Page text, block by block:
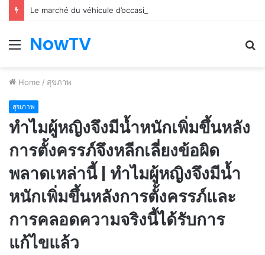
Le marché du véhicule d’occasion en plein essor
Menu
NowTV
Home / สุขภาพ
สุขภาพ
ทำไมผู้หญิงจึงมีน้ำหนักเพิ่มขึ้นหลัง
การตั้งครรภ์จึงหลีกเลี่ยงข้อผิด
พลาดเหล่านี้ | ทำไมผู้หญิงจึงมีน้ำ
หนักเพิ่มขึ้นหลังการตั้งครรภ์และ
การคลอดความจริงนี้ได้รับการ
แก้ไขแล้ว